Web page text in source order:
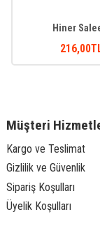
Hiner
216,00
Müşteri
Kargo ve Teslimat
Gizlilik ve Güvenlik
Sipariş Koşulları
Üyelik Koşulları